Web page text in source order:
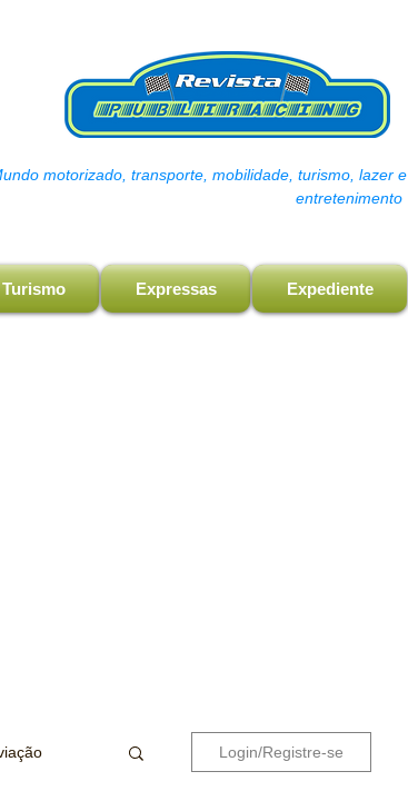
motorizado, transporte, mobilidade, turismo, lazer e
entretenimento
Expressas Expediente
Login/Registre-se